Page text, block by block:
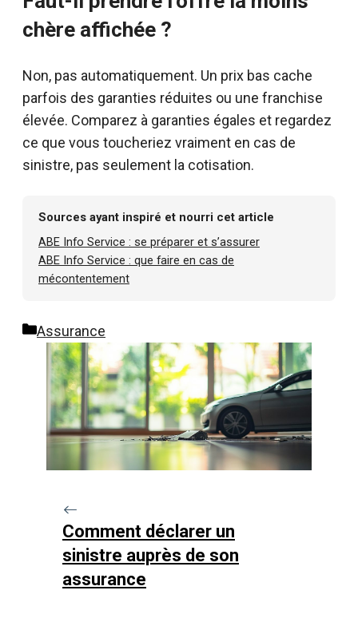
chère affichée ?
Non, pas automatiquement. Un prix bas cache
parfois des garanties réduites ou une franchise
élevée. Comparez à garanties égales et regardez
ce que vous toucheriez vraiment en cas de
sinistre, pas seulement la cotisation.
Sources ayant inspiré et nourri cet article
ABE Info Service : se préparer et s’assurer
ABE Info Service : que faire en cas de
mécontentement
Catégories
Assurance
Comment déclarer un
sinistre auprès de son
assurance